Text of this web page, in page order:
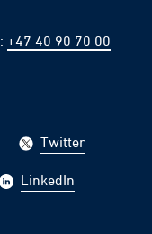
: +47 40 90 70 00
Twitter
LinkedIn